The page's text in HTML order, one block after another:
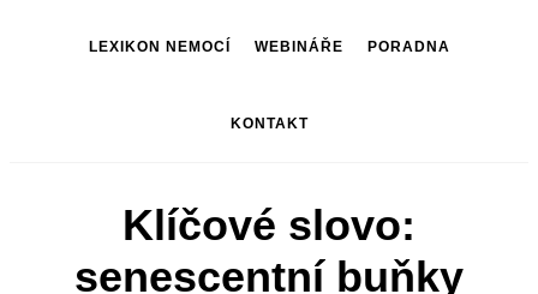
LEXIKON NEMOCÍ WEBINÁŘE PORADNA
KONTAKT
Klíčové slovo:
senescentní buňky